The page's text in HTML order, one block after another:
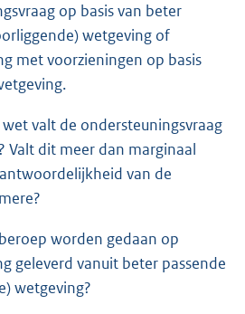
op basis van beter
wetgeving of
met voorzieningen op basis
valt de ondersteuningsvraag
Valt dit meer dan marginaal
van de
worden gedaan op
geleverd vanuit beter passende
wetgeving?